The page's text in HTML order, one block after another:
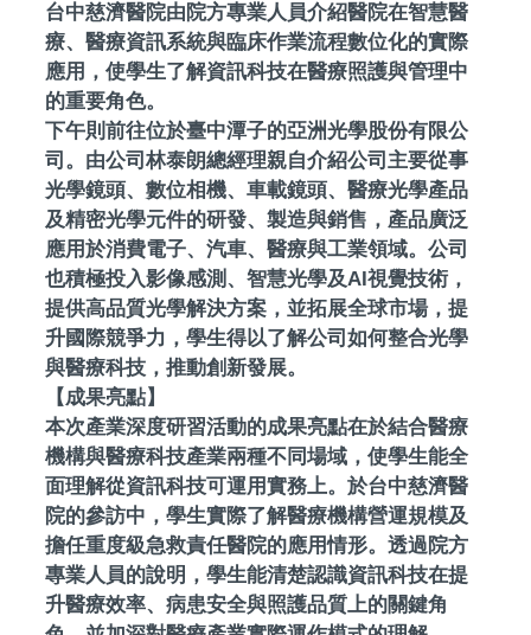
台中慈濟醫院由院方專業人員介紹醫院在智慧醫
療、醫療資訊系統與臨床作業流程數位化的實際
應用，使學生了解資訊科技在醫療照護與管理中
的重要角色。
下午則前往位於臺中潭子的亞洲光學股份有限公
司。由公司林泰朗總經理親自介紹公司主要從事
光學鏡頭、數位相機、車載鏡頭、醫療光學產品
及精密光學元件的研發、製造與銷售，產品廣泛
應用於消費電子、汽車、醫療與工業領域。公司
也積極投入影像感測、智慧光學及AI視覺技術，
提供高品質光學解決方案，並拓展全球市場，提
升國際競爭力，學生得以了解公司如何整合光學
與醫療科技，推動創新發展。
【成果亮點】
本次產業深度研習活動的成果亮點在於結合醫療
機構與醫療科技產業兩種不同場域，使學生能全
面理解從資訊科技可運用實務上。於台中慈濟醫
院的參訪中，學生實際了解醫療機構營運規模及
擔任重度級急救責任醫院的應用情形。透過院方
專業人員的說明，學生能清楚認識資訊科技在提
升醫療效率、病患安全與照護品質上的關鍵角